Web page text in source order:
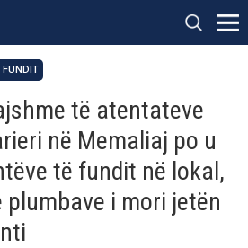
FUNDIT
të atentateve
në Memaliaj po u
të fundit në lokal,
plumbave i mori jetën